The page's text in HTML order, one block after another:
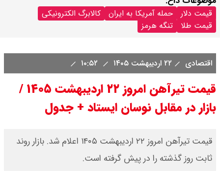
قیمت دلار حمله آمریکا به ایران
کالابرگ الکترونیکی
قیمت طلا
تنگه هرمز
اقتصادی ۲۲ اردیبهشت ۱۴۰۵
قیمت تیرآهن امروز ۲۲ اردیبهشت ۱۴۰۵ /
بازار در مقابل نوسان ایستاد + جدول
قیمت تیرآهن امروز ۲۲ اردیبهشت ۱۴۰۵ اعلام شد. بازار روند
ثابت روز گذشته را در پیش گرفته است.